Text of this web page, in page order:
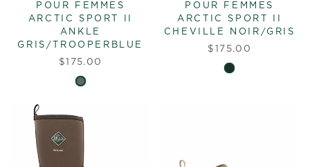
POUR FEMMES
ARCTIC SPORT II
ANKLE
GRIS/TROOPERBLUE
$175.00
POUR FEMMES
ARCTIC SPORT II
CHEVILLE NOIR/GRIS
$175.00